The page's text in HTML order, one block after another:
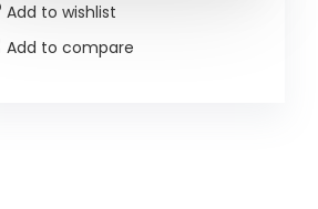
Add to wishlist
Add to compare